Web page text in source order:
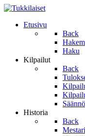
Etusivu
Back
Haku
Kilpailut
Back
Historia
Back